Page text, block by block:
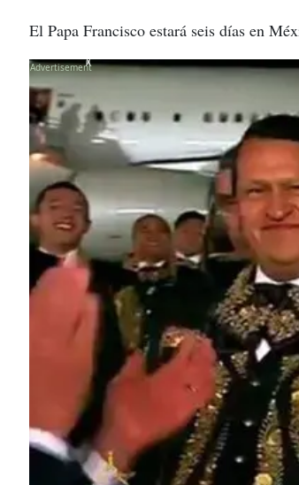
El Papa Francisco estará seis días en
X